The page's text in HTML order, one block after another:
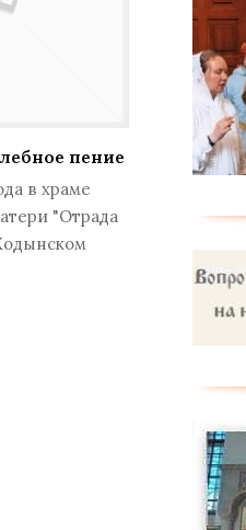
пение
в храме
"Отрада